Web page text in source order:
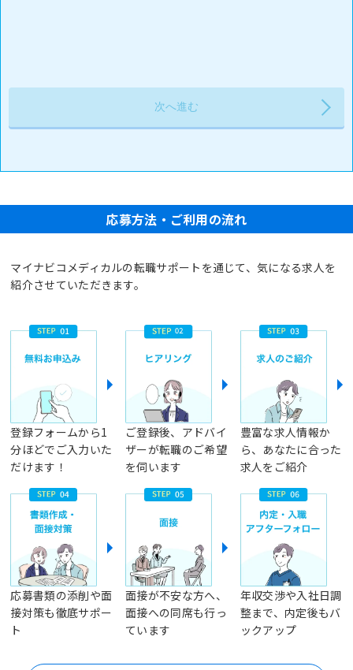
応募方法・ご利用の流れ
マイナビコメディカルの転職サポートを通じて、気になる求人を
紹介させていただきます。
登録フォームから1
分ほどでご入力いた
だけます！
ご登録後、アドバイ
ザーが転職のご希望
を伺います
豊富な求人情報か
ら、あなたに合った
求人をご紹介
応募書類の添削や面
接対策も徹底サポー
ト
面接が不安な方へ、
面接への同席も行っ
ています
年収交渉や入社日調
整まで、内定後もバ
ックアップ